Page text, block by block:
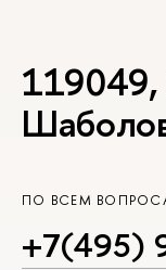
ПО ВСЕМ
+7(495)